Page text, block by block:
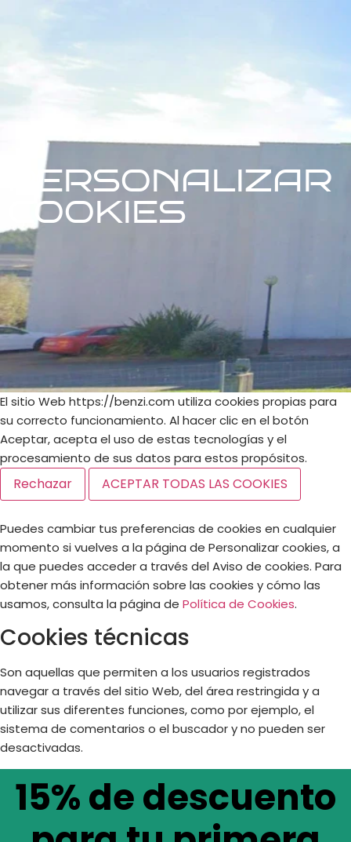
PERSONALIZAR
COOKIES
El sitio Web https://benzi.com utiliza cookies propias para
su correcto funcionamiento. Al hacer clic en el botón
Aceptar, acepta el uso de estas tecnologías y el
procesamiento de sus datos para estos propósitos.
Rechazar ACEPTAR TODAS LAS COOKIES
Puedes cambiar tus preferencias de cookies en cualquier
momento si vuelves a la página de Personalizar cookies, a
la que puedes acceder a través del Aviso de cookies. Para
obtener más información sobre las cookies y cómo las
usamos, consulta la página de Política de Cookies.
Cookies técnicas
Son aquellas que permiten a los usuarios registrados
navegar a través del sitio Web, del área restringida y a
utilizar sus diferentes funciones, como por ejemplo, el
sistema de comentarios o el buscador y no pueden ser
desactivadas.
15% de descuento